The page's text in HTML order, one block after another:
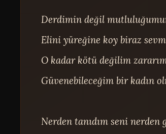
Derdimin değil
Elini yüreğine koy biraz
O kadar kötü değilim
Güvenebileceğim bir kadın
Nerden tanıdım seni nerden